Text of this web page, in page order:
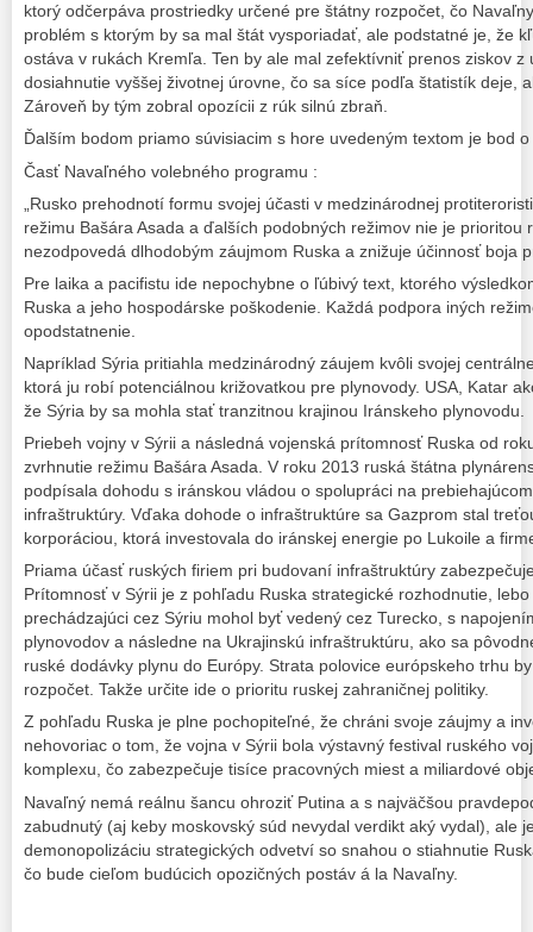
ktorý odčerpáva prostriedky určené pre štátny rozpočet, čo
problém s ktorým by sa mal štát vysporiadať, ale podstatné je, že
ostáva v rukách Kremľa. Ten by ale mal zefektívniť prenos ziskov
dosiahnutie vyššej životnej úrovne, čo sa síce podľa štatistík deje,
Zároveň by tým zobral opozícii z rúk silnú zbraň.
Ďalším bodom priamo súvisiacim s hore uvedeným textom je bod
Časť Navaľného volebného programu :
„Rusko prehodnotí formu svojej účasti v medzinárodnej
režimu Bašára Asada a ďalších podobných režimov nie je prioritou
nezodpovedá dlhodobým záujmom Ruska a znižuje účinnosť boja
Pre laika a pacifistu ide nepochybne o ľúbivý text, ktorého
Ruska a jeho hospodárske poškodenie. Každá podpora iných
opodstatnenie.
Napríklad Sýria pritiahla medzinárodný záujem kvôli svojej
ktorá ju robí potenciálnou križovatkou pre plynovody. USA, Katar
že Sýria by sa mohla stať tranzitnou krajinou Iránskeho plynovodu.
Priebeh vojny v Sýrii a následná vojenská prítomnosť Ruska od
zvrhnutie režimu Bašára Asada. V roku 2013 ruská štátna
podpísala dohodu s iránskou vládou o spolupráci na
infraštruktúry. Vďaka dohode o infraštruktúre sa Gazprom stal
korporáciou, ktorá investovala do iránskej energie po Lukoile a
Priama účasť ruských firiem pri budovaní infraštruktúry
Prítomnosť v Sýrii je z pohľadu Ruska strategické rozhodnutie,
prechádzajúci cez Sýriu mohol byť vedený cez Turecko, s
plynovodov a následne na Ukrajinskú infraštruktúru, ako sa
ruské dodávky plynu do Európy. Strata polovice európskeho trhu
rozpočet. Takže určite ide o prioritu ruskej zahraničnej politiky.
Z pohľadu Ruska je plne pochopiteľné, že chráni svoje záujmy a
nehovoriac o tom, že vojna v Sýrii bola výstavný festival ruského
komplexu, čo zabezpečuje tisíce pracovných miest a miliardové
Navaľný nemá reálnu šancu ohroziť Putina a s najväčšou
zabudnutý (aj keby moskovský súd nevydal verdikt aký vydal), ale
demonopolizáciu strategických odvetví so snahou o stiahnutie
čo bude cieľom budúcich opozičných postáv á la Navaľny.